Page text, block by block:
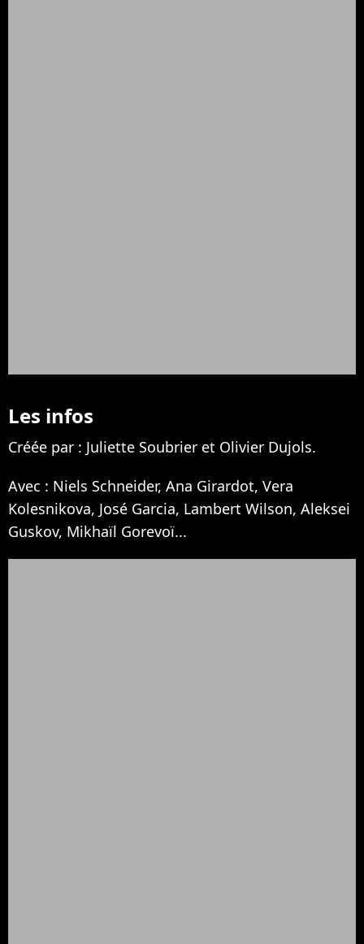
Les infos
Créée par : Juliette Soubrier et Olivier Dujols.
Avec : Niels Schneider, Ana Girardot, Vera
Kolesnikova, José Garcia, Lambert Wilson, Aleksei
Guskov, Mikhaïl Gorevoï...